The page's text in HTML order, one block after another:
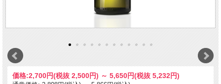
価格:2,700円(税抜 2,500円) ～ 5,650円(税抜 5,232円)